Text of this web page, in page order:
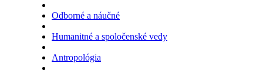
Odborné a náučné
Humanitné a spoločenské vedy
Antropológia